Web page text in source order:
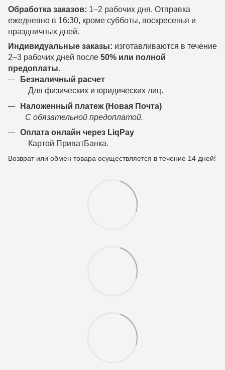
Обработка заказов: 1–2 рабочих дня. Отправка
ежедневно в 16:30, кроме субботы, воскресенья и
праздничных дней.
Индивидуальные заказы: изготавливаются в течение
2–3 рабочих дней после 50% или полной
предоплаты.
Безналичный расчет
Для физических и юридических лиц.
Наложенный платеж (Новая Почта)
С обязательной предоплатой.
Оплата онлайн через LiqPay
Картой ПриватБанка.
Возврат или обмен товара осуществляется в течение 14 дней!